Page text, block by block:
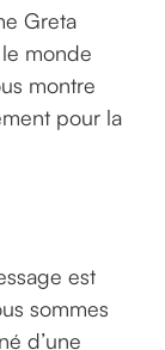
Greta
monde
montre
pour la
est
sommes
d’une